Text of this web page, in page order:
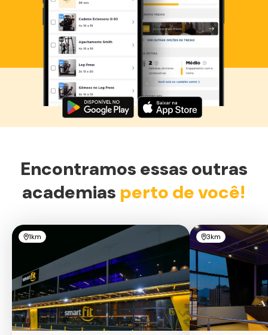
Baixe agora o Smart Fit App
Encontramos essas outras
academias perto de você!
1km 3km